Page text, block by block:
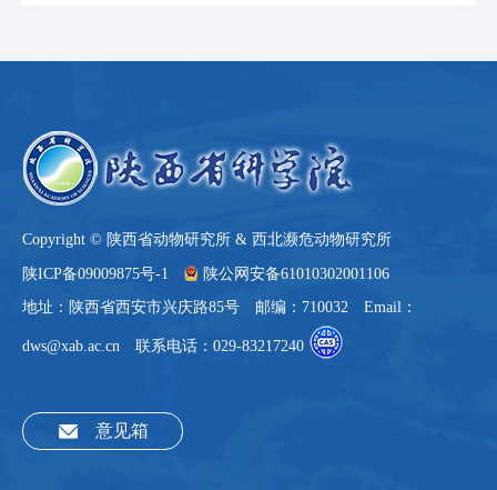
Copyright © 陕西省动物研究所 & 西北濒危动物研究所
陕ICP备09009875号-1
陕公网安备61010302001106
地址：陕西省西安市兴庆路85号 邮编：710032 Email：
dws@xab.ac.cn 联系电话：029-83217240
意见箱